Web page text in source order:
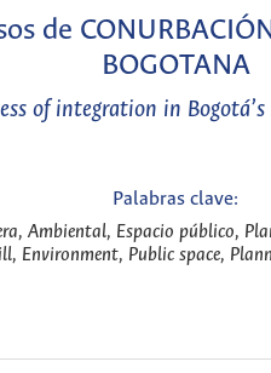
de
BOGOTANA
of integration in
Palabras clave:
Ambiental, Espacio público,
Environment, Public space,